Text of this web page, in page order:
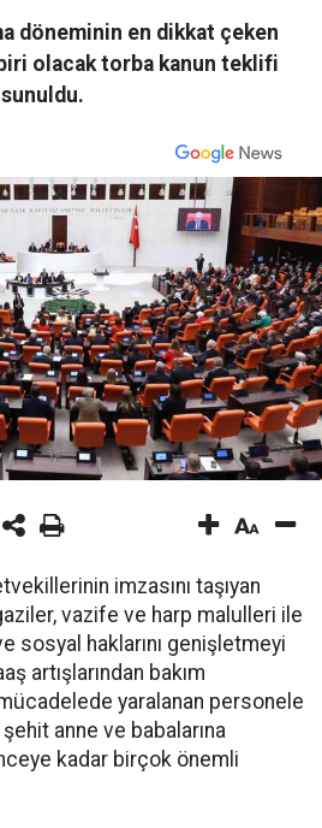
döneminin en dikkat çeken
olacak torba kanun teklifi
sunuldu.
imzasını taşıyan
vazife ve harp malulleri ile
sosyal haklarını genişletmeyi
artışlarından bakım
yaralanan personele
anne ve babalarına
kadar birçok önemli